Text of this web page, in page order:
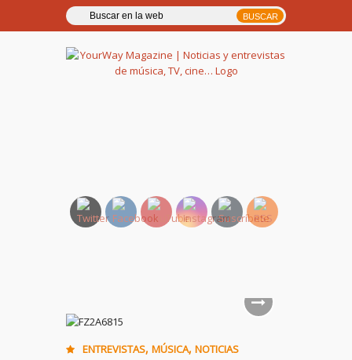
ENTREVISTAS, MÚSICA, NOTICIAS